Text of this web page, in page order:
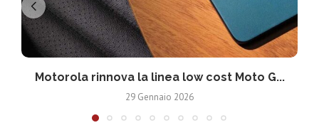
Motorola rinnova la linea low cost Moto G...
29 Gennaio 2026